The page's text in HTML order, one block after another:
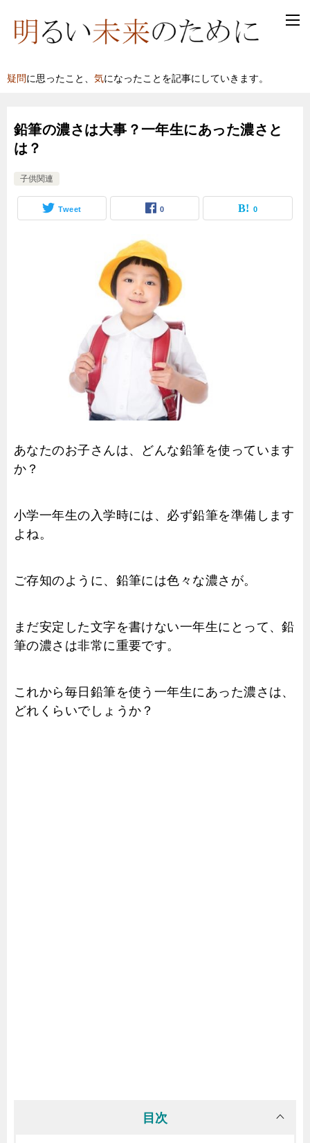
疑問に思ったこと、 気になったことを記事にしていきます。
鉛筆の濃さは大事？一年生にあった濃さと
は？
子供関連
Tweet 0 0
あなたのお子さんは、どんな鉛筆を使っています
か？
小学一年生の入学時には、必ず鉛筆を準備します
よね。
ご存知のように、鉛筆には色々な濃さが。
まだ安定した文字を書けない一年生にとって、鉛
筆の濃さは非常に重要です。
これから毎日鉛筆を使う一年生にあった濃さは、
どれくらいでしょうか？
目次